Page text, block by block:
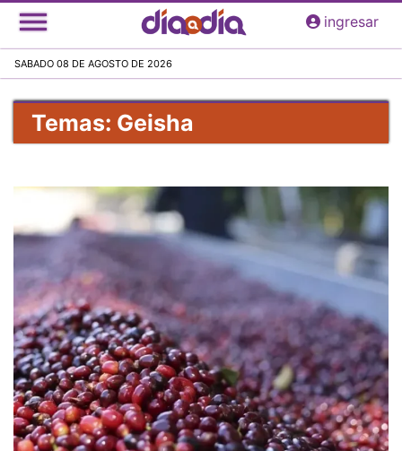
Pasar
al
principal
ingresar
SABADO 08 DE AGOSTO DE 2026
Temas: Geisha